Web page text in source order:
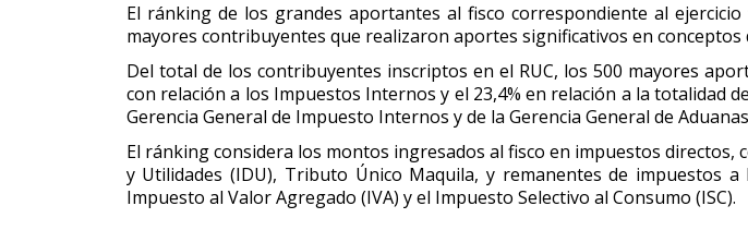
El ránking de los grandes aportantes al fisco correspondiente al
mayores contribuyentes que realizaron aportes significativos en
Del total de los contribuyentes inscriptos en el RUC, los 500 mayores
con relación a los Impuestos Internos y el 23,4% en relación a la totalidad
Gerencia General de Impuesto Internos y de la Gerencia General de
El ránking considera los montos ingresados al fisco en impuestos directos,
y Utilidades (IDU), Tributo Único Maquila, y remanentes de impuestos
Impuesto al Valor Agregado (IVA) y el Impuesto Selectivo al Consumo (ISC).